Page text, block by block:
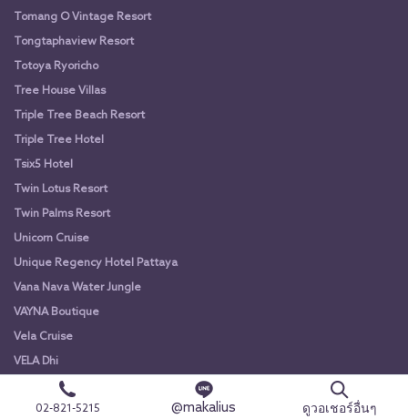
Tomang O Vintage Resort
Tongtaphaview Resort
Totoya Ryoricho
Tree House Villas
Triple Tree Beach Resort
Triple Tree Hotel
Tsix5 Hotel
Twin Lotus Resort
Twin Palms Resort
Unicorn Cruise
Unique Regency Hotel Pattaya
Vana Nava Water Jungle
VAYNA Boutique
Vela Cruise
VELA Dhi
Vela Riverview
Venice Krabi Villa Resort
02-821-5215 @makalius ดูวอเชอร์อื่นๆ